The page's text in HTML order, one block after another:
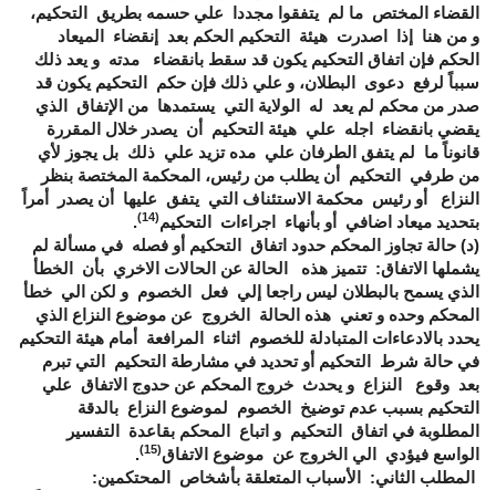
القضاء المختص ما لم يتفقوا مجددا علي حسمه بطريق التحكيم،
و من هنا إذا اصدرت هيئة التحكيم الحكم بعد إنقضاء الميعاد
الحكم فإن اتفاق التحكيم يكون قد سقط بانقضاء مدته و يعد ذلك
سبباً لرفع دعوى البطلان، و علي ذلك فإن حكم التحكيم يكون قد
صدر من محكم لم يعد له الولاية التي يستمدها من الإتفاق الذي
يقضي بانقضاء اجله علي هيئة التحكيم أن يصدر خلال المقررة
قانوناً ما لم يتفق الطرفان علي مده تزيد علي ذلك بل يجوز لأي
من طرفي التحكيم أن يطلب من رئيس، المحكمة المختصة بنظر
النزاع أو رئيس محكمة الاستئناف التي يتفق عليها أن يصدر أمراً
بتحديد ميعاد اضافي أو بأنهاء اجراءات التحكيم(14)
.
(د) حالة تجاوز المحكم حدود اتفاق التحكيم أو فصله في مسألة لم
يشملها الاتفاق: تتميز هذه الحالة عن الحالات الاخري بأن الخطأ
الذي يسمح بالبطلان ليس راجعا إلي فعل الخصوم و لكن الي خطأ
المحكم وحده و تعني هذه الحالة الخروج عن موضوع النزاع الذي
يحدد بالادعاءات المتبادلة للخصوم اثناء المرافعة أمام هيئة التحكيم
في حالة شرط التحكيم أو تحديد في مشارطة التحكيم التي تبرم
بعد وقوع النزاع و يحدث خروج المحكم عن حدوج الاتفاق علي
التحكيم بسبب عدم توضيخ الخصوم لموضوع النزاع بالدقة
المطلوبة في اتفاق التحكيم و اتباع المحكم بقاعدة التفسير
الواسع فيؤدي الي الخروج عن موضوع الاتفاق(15)
.
المطلب الثاني: الأسباب المتعلقة بأشخاص المحتكمين: